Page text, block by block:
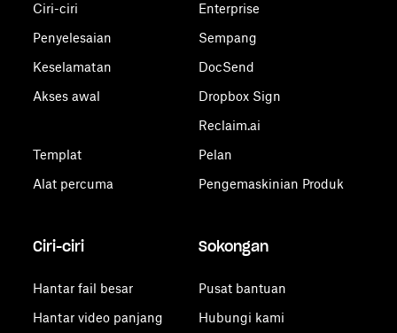
Ciri-ciri
Penyelesaian
Keselamatan
Akses awal
Templat
Alat percuma
Enterprise
Sempang
DocSend
Dropbox Sign
Reclaim.ai
Pelan
Pengemaskinian Produk
Ciri-ciri
Hantar fail besar
Hantar video panjang
Sokongan
Pusat bantuan
Hubungi kami